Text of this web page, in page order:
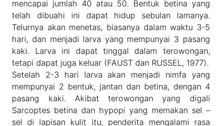
mencapai jumlah 40 atau 50. Bentuk betina yang
telah dibuahi ini dapat hidup sebulan lamanya.
Telurnya akan menetas, biasanya dalam waktu 3-5
hari, dan menjadi larva yang mempunyai 3 pasang
kaki. Larva ini dapat tinggal dalam terowongan,
tetapi dapat juga keluar (FAUST dan RUSSEL, 1977).
Setelah 2-3 hari larva akan menjadi nimfa yang
mempunyai 2 bentuk, jantan dan betina, dengan 4
pasang kaki. Akibat terowongan yang digali
Sarcoptes betina dan hypopi yang memakan sel –
sel di lapisan kulit itu, penderita mengalami rasa